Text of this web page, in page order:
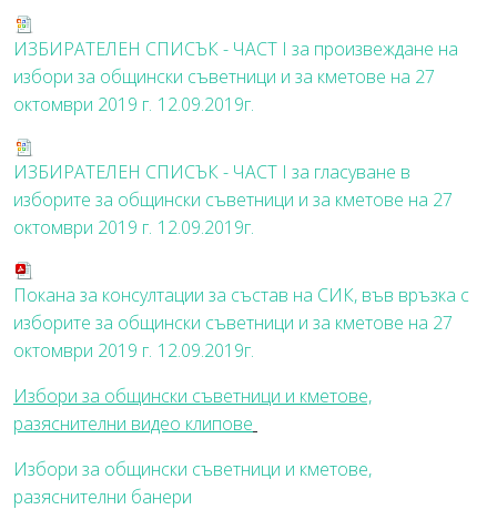
ИЗБИРАТЕЛЕН СПИСЪК - ЧАСТ I за произвеждане на
избори за общински съветници и за кметове на 27
октомври 2019 г. 12.09.2019г.
ИЗБИРАТЕЛЕН СПИСЪК - ЧАСТ I за гласуване в
изборите за общински съветници и за кметове на 27
октомври 2019 г. 12.09.2019г.
Покана за консултации за състав на СИК, във връзка с
изборите за общински съветници и за кметове на 27
октомври 2019 г. 12.09.2019г.
Избори за общински съветници и кметове,
разяснителни видео клипове
Избори за общински съветници и кметове,
разяснителни банери